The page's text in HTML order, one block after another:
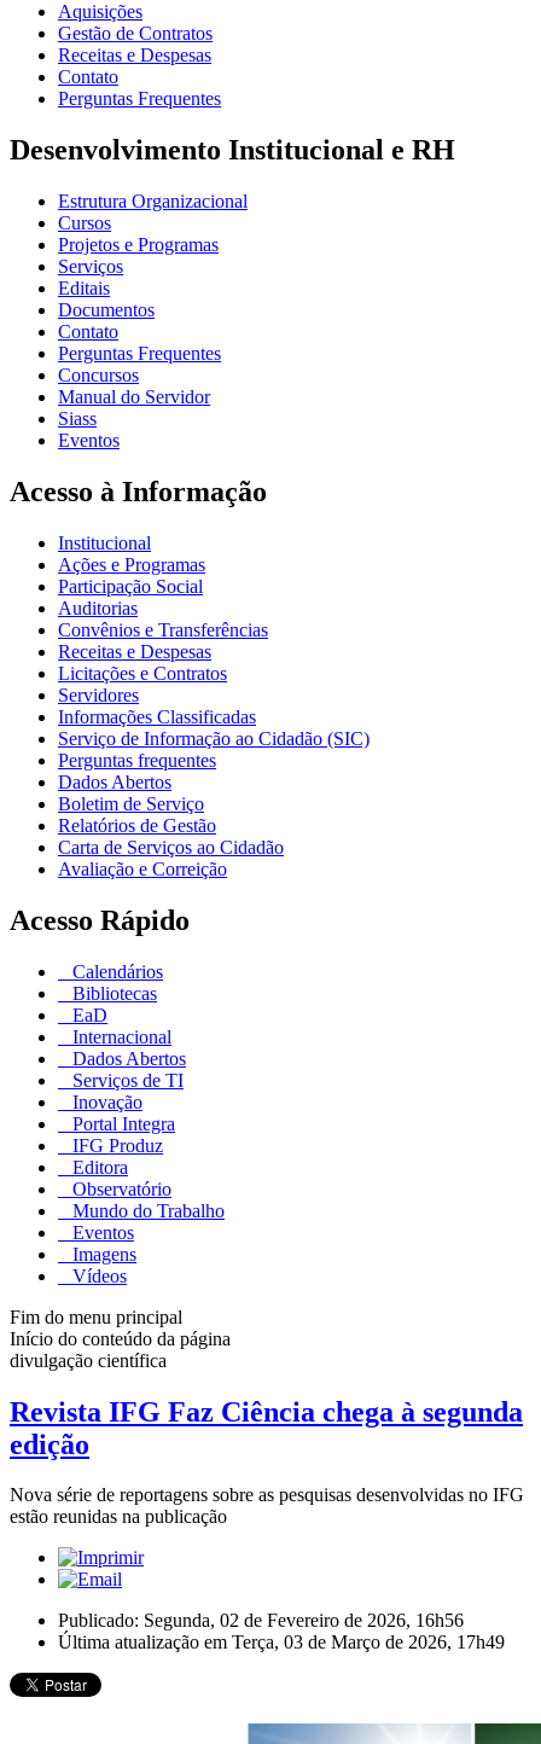
Aquisições
Gestão de Contratos
Receitas e Despesas
Contato
Perguntas Frequentes
Desenvolvimento Institucional e RH
Estrutura Organizacional
Cursos
Projetos e Programas
Serviços
Editais
Documentos
Contato
Perguntas Frequentes
Concursos
Manual do Servidor
Siass
Eventos
Acesso à Informação
Institucional
Ações e Programas
Participação Social
Auditorias
Convênios e Transferências
Receitas e Despesas
Licitações e Contratos
Servidores
Informações Classificadas
Serviço de Informação ao Cidadão (SIC)
Perguntas frequentes
Dados Abertos
Boletim de Serviço
Relatórios de Gestão
Carta de Serviços ao Cidadão
Avaliação e Correição
Acesso Rápido
Calendários
Bibliotecas
EaD
Internacional
Dados Abertos
Serviços de TI
Inovação
Portal Integra
IFG Produz
Editora
Observatório
Mundo do Trabalho
Eventos
Imagens
Vídeos
Fim do menu principal
Início do conteúdo da página
divulgação científica
Revista IFG Faz Ciência chega à segunda
edição
Nova série de reportagens sobre as pesquisas desenvolvidas no IFG
estão reunidas na publicação
Publicado: Segunda, 02 de Fevereiro de 2026, 16h56
Última atualização em Terça, 03 de Março de 2026, 17h49